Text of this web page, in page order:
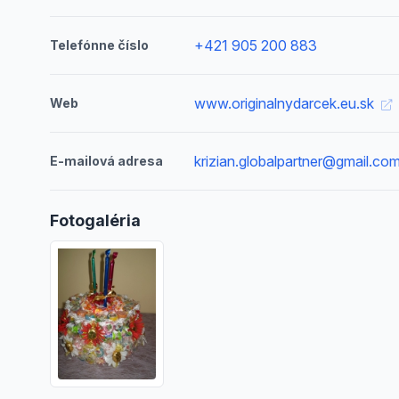
Telefónne číslo +421 905 200 883
Web www.originalnydarcek.eu.sk
E-mailová adresa
Fotogaléria